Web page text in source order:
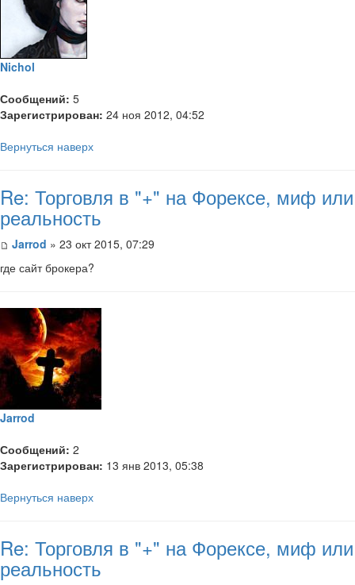
Nichol
Сообщений: 5
Зарегистрирован: 24 ноя 2012, 04:52
Вернуться наверх
Re: Торговля в "+" на Форексе, миф или
реальность
Jarrod » 23 окт 2015, 07:29
где сайт брокера?
Jarrod
Сообщений: 2
Зарегистрирован: 13 янв 2013, 05:38
Вернуться наверх
Re: Торговля в "+" на Форексе, миф или
реальность